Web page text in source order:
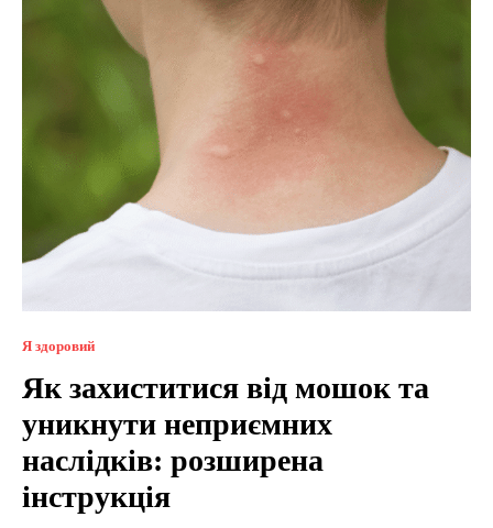
Я здоровий
Як захиститися від мошок та
уникнути неприємних
наслідків: розширена
інструкція